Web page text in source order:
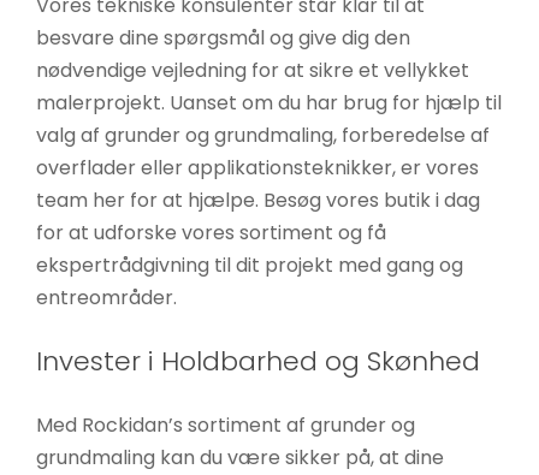
Vores tekniske konsulenter står klar til at
besvare dine spørgsmål og give dig den
nødvendige vejledning for at sikre et vellykket
malerprojekt. Uanset om du har brug for hjælp til
valg af grunder og grundmaling, forberedelse af
overflader eller applikationsteknikker, er vores
team her for at hjælpe. Besøg vores butik i dag
for at udforske vores sortiment og få
ekspertrådgivning til dit projekt med gang og
entreområder.
Invester i Holdbarhed og Skønhed
Med Rockidan’s sortiment af grunder og
grundmaling kan du være sikker på, at dine